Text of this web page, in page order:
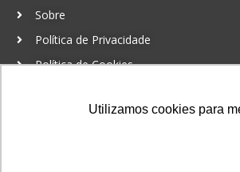
Utilizamos cookies para
Sobre
Política de Privacidade
Política de Cookies
Política Anticorrupção